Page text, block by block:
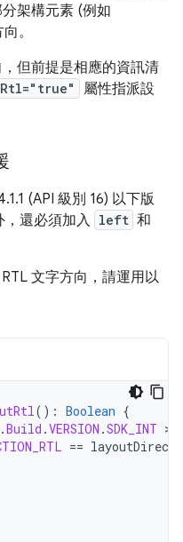
架構元素 (例如
。
但前提是相應的資訊清
屬性指派設
(API 級別 16) 以下版
，還必須加入 left 和
文字方向，請運用以
(): Boolean {
.Build .VERSION .SDK_INT >
==